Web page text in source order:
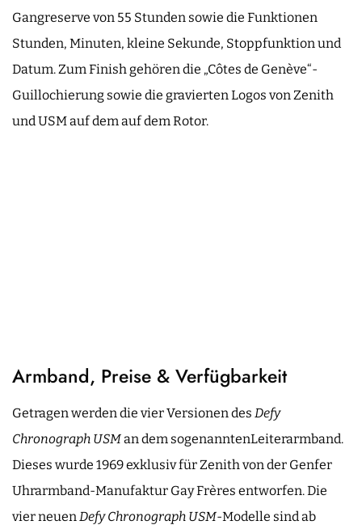
Gangreserve von 55 Stunden sowie die Funktionen
Stunden, Minuten, kleine Sekunde, Stoppfunktion und
Datum. Zum Finish gehören die „Côtes de Genève“-
Guillochierung sowie die gravierten Logos von Zenith
und USM auf dem auf dem Rotor.
Armband, Preise & Verfügbarkeit
Getragen werden die vier Versionen des Defy
Chronograph USMan dem sogenanntenLeiterarmband.
Dieses wurde 1969 exklusiv für Zenith von der Genfer
Uhrarmband-Manufaktur Gay Frères entworfen. Die
vier neuenDefy Chronograph USM-Modelle sind ab